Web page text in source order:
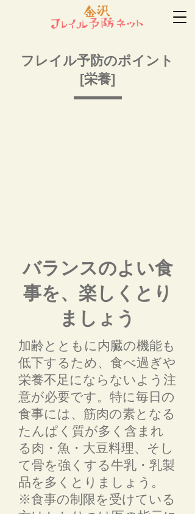
フレイル予防のポイント
[栄養]
バランスのよい食
事を、楽しくとり
ましょう
加齢とともに内臓の機能も
低下するため、食べ過ぎや
栄養不足にならないよう注
意が必要です。特に毎日の
食事には、筋肉の素となる
たんぱく質が多く含まれ
る肉・魚・大豆料理、そし
て骨を強くする牛乳・乳製
品を多くとりましょう。
※食事の制限を受けている